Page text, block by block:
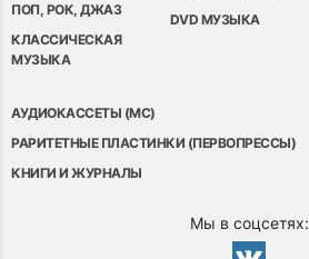
ПОП, РОК, ДЖАЗ
КЛАССИЧЕСКАЯ
МУЗЫКА
DVD МУЗЫКА
АУДИОКАССЕТЫ (MC)
РАРИТЕТНЫЕ ПЛАСТИНКИ (ПЕРВОПРЕССЫ)
КНИГИ И ЖУРНАЛЫ
Мы в соцсетях: